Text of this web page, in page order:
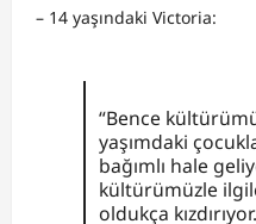
– 14 yaşındaki Victoria:
“Bence
yaşımdaki
bağımlı hale
kültürümüzle
oldukça